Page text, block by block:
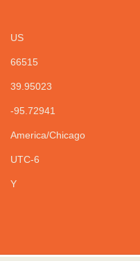
US
66515
39.95023
-95.72941
America/Chicago
UTC-6
Y